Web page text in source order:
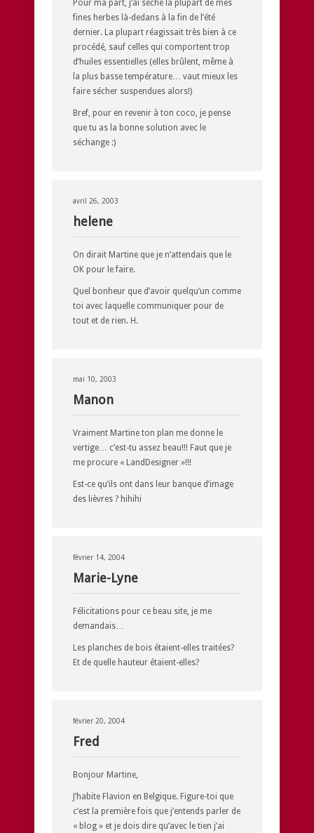
Pour ma part, j’ai séché la plupart de mes
fines herbes là-dedans à la fin de l’été
dernier. La plupart réagissait très bien à ce
procédé, sauf celles qui comportent trop
d’huiles essentielles (elles brûlent, même à
la plus basse température… vaut mieux les
faire sécher suspendues alors!)
Bref, pour en revenir à ton coco, je pense
que tu as la bonne solution avec le
séchange :)
avril 26, 2003
helene
On dirait Martine que je n’attendais que le
OK pour le faire.
Quel bonheur que d’avoir quelqu’un comme
toi avec laquelle communiquer pour de
tout et de rien. H.
mai 10, 2003
Manon
Vraiment Martine ton plan me donne le
vertige… c’est-tu assez beau!!! Faut que je
me procure « LandDesigner »!!!
Est-ce qu’ils ont dans leur banque d’image
des lièvres ? hihihi
février 14, 2004
Marie-Lyne
Félicitations pour ce beau site, je me
demandais…
Les planches de bois étaient-elles traitées?
Et de quelle hauteur étaient-elles?
février 20, 2004
Fred
Bonjour Martine,
J’habite Flavion en Belgique. Figure-toi que
c’est la première fois que j’entends parler de
« blog » et je dois dire qu’avec le tien j’ai